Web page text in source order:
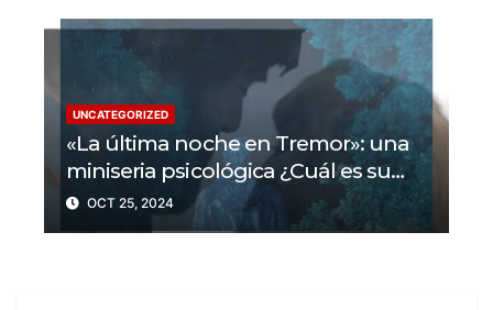
UNCATEGORIZED
«La última noche en Tremor»: una
miniseria psicológica ¿Cuál es su
trama?
OCT 25, 2024